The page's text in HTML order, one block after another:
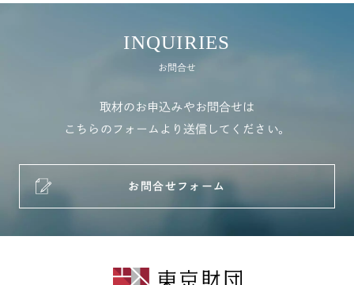
INQUIRIES
お問合せ
取材のお申込みやお問合せは
こちらのフォームより送信してください。
お問合せフォーム